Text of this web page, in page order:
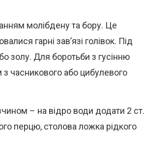
молібдену та бору. Це
гарні зав’язі голівок. Під
золу. Для боротьби з гусінню
часникового або цибулевого
– на відро води додати 2
перцю, столова ложка рідкого